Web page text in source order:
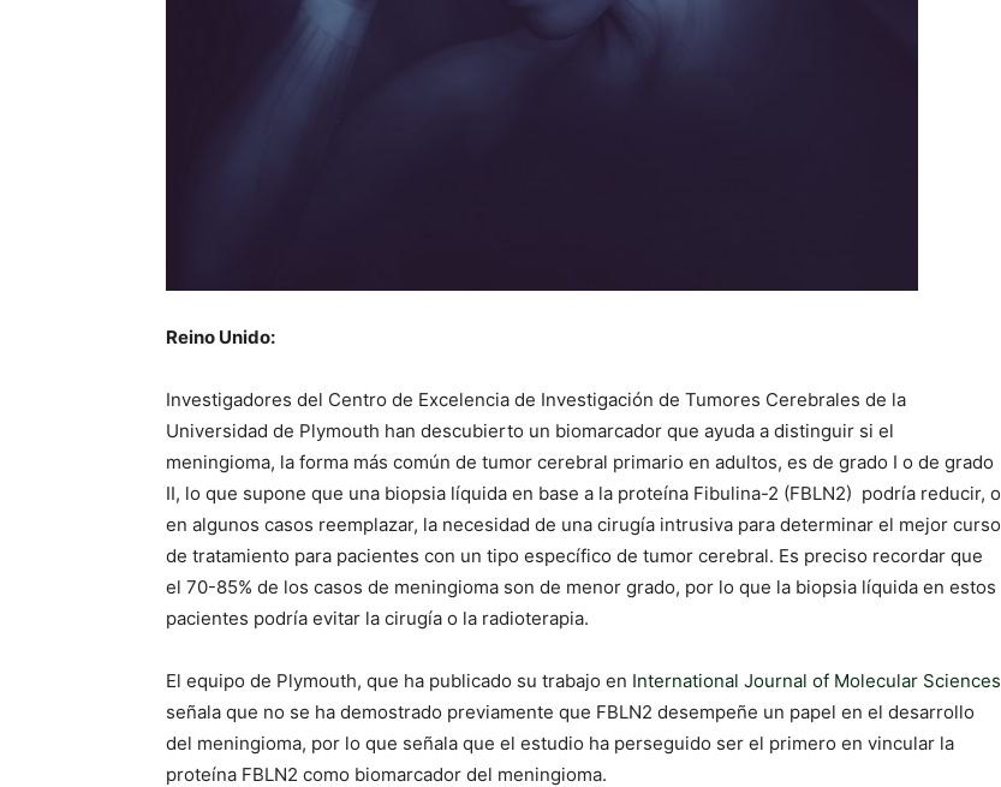
Reino Unido:
Investigadores del Centro de Excelencia de Investigación de Tumores Cerebrales de la
Universidad de Plymouth han descubierto un biomarcador que ayuda a distinguir si el
meningioma, la forma más común de tumor cerebral primario en adultos, es de grado I o de grado
II, lo que supone que una biopsia líquida en base a la proteína Fibulina-2 (FBLN2) podría reducir, o
en algunos casos reemplazar, la necesidad de una cirugía intrusiva para determinar el mejor curso
de tratamiento para pacientes con un tipo específico de tumor cerebral. Es preciso recordar que
el 70-85% de los casos de meningioma son de menor grado, por lo que la biopsia líquida en estos
pacientes podría evitar la cirugía o la radioterapia.
El equipo de Plymouth, que ha publicado su trabajo en International Journal of Molecular Sciences
señala que no se ha demostrado previamente que FBLN2 desempeñe un papel en el desarrollo
del meningioma, por lo que señala que el estudio ha perseguido ser el primero en vincular la
proteína FBLN2 como biomarcador del meningioma.